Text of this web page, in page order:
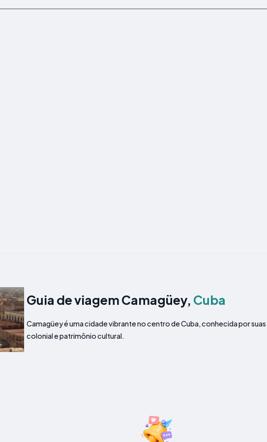
Guia de viagem Camagüey, Cuba
Camagüey é uma cidade vibrante no centro de Cuba, conhecida por
colonial e patrimônio cultural.